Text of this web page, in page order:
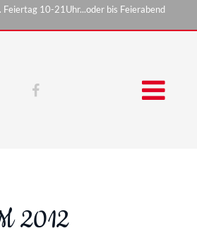
Feiertag 10-21Uhr...oder bis Feierabend
2012